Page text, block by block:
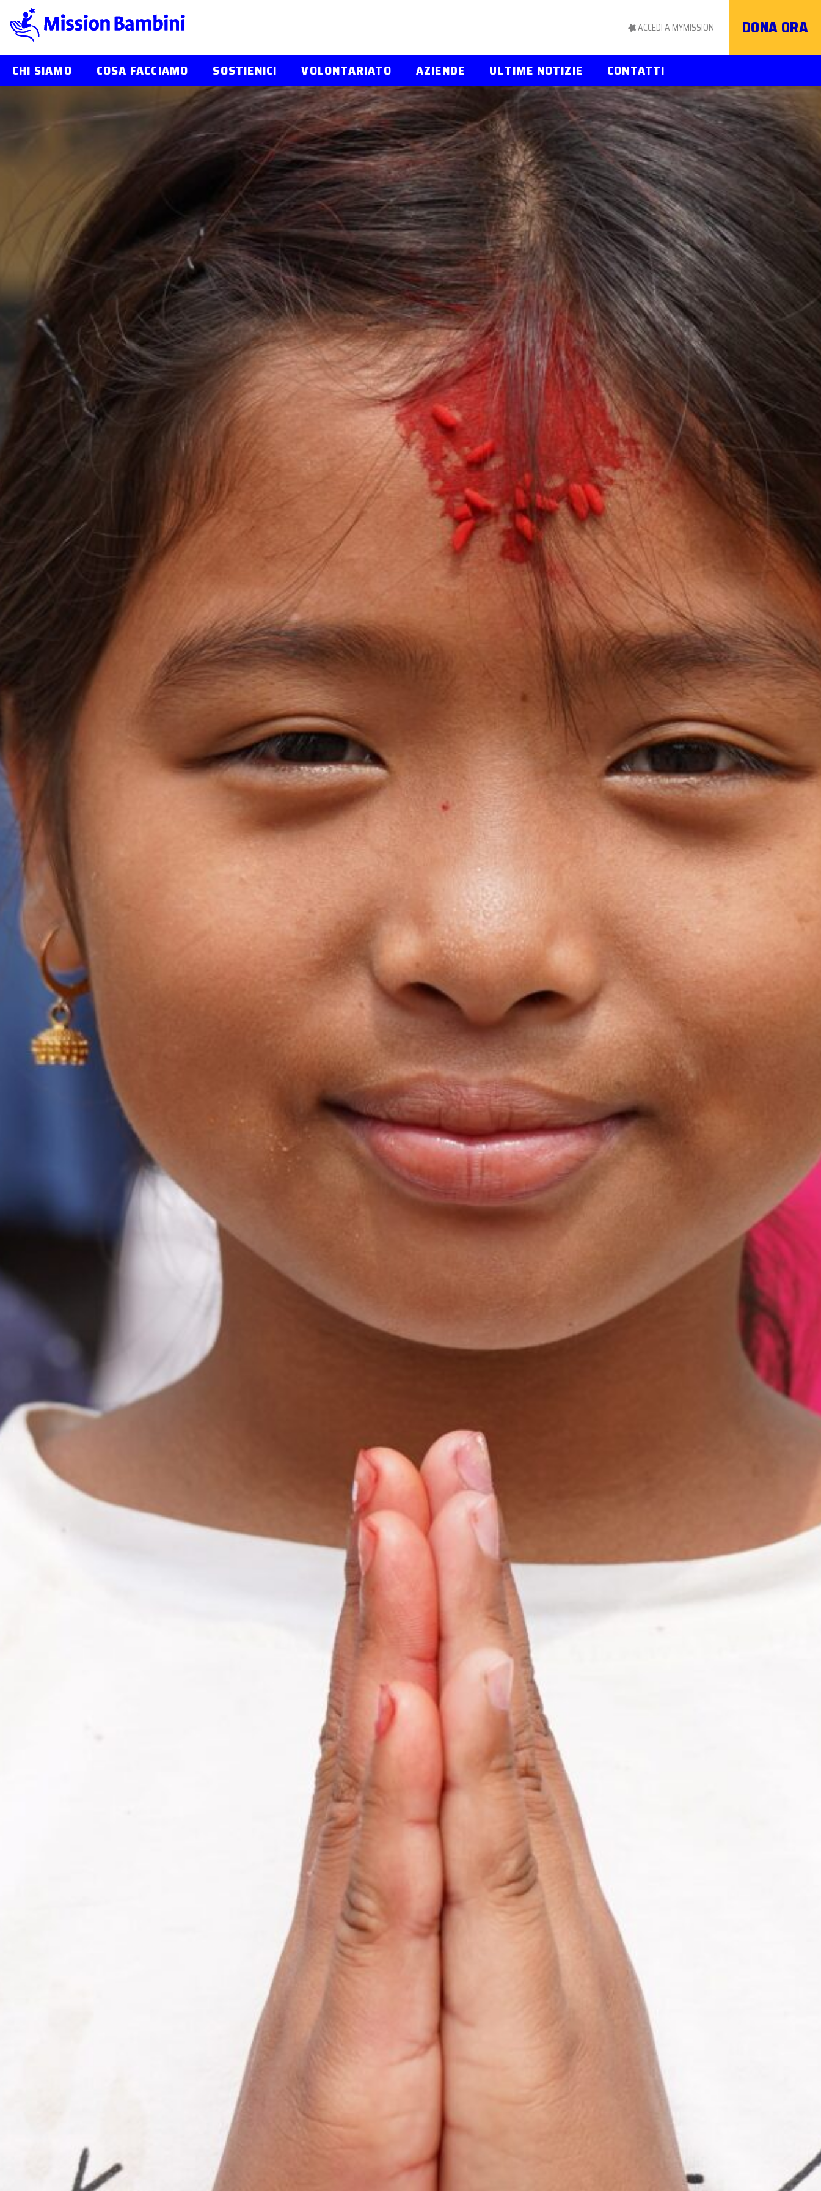
DONA ORA
ACCEDI A MYMISSION
CHI SIAMO COSA FACCIAMO SOSTIENICI VOLONTARIATO AZIENDE ULTIME NOTIZIE CONTATTI